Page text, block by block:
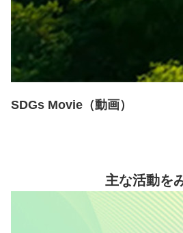
SDGs Movie（動画）
主な活動を